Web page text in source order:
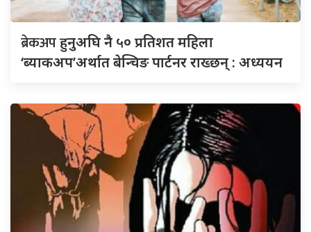
ब्रेकअपहुनुअघि नै ५० प्रतिशत महिला
‘ब्याकअप’अर्थात बेन्चिङ पार्टनर राख्छन् : अध्ययन